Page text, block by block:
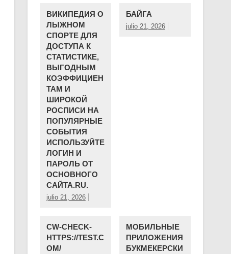
ВИКИПЕДИЯ О
ЛЫЖНОМ
СПОРТЕ ДЛЯ
ДОСТУПА К
СТАТИСТИКЕ,
ВЫГОДНЫМ
КОЭФФИЦИЕН
ТАМ И
ШИРОКОЙ
РОСПИСИ НА
ПОПУЛЯРНЫЕ
СОБЫТИЯ
ИСПОЛЬЗУЙТЕ
ЛОГИН И
ПАРОЛЬ ОТ
ОСНОВНОГО
САЙТА.RU.
julio 21, 2026
БАЙГА
julio 21, 2026
CW-CHECK-
HTTPS://TEST.C
OM/
МОБИЛЬНЫЕ
ПРИЛОЖЕНИЯ
БУКМЕКЕРСКИ